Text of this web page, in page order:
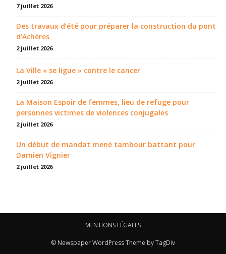
7 juillet 2026
Des travaux d’été pour préparer la construction du pont
d’Achères
2 juillet 2026
La Ville « se ligue » contre le cancer
2 juillet 2026
La Maison Espoir de femmes, lieu de refuge pour
personnes victimes de violences conjugales
2 juillet 2026
Un début de mandat mené tambour battant pour
Damien Vignier
2 juillet 2026
MENTIONS LÉGALES
© Newspaper WordPress Theme by TagDiv